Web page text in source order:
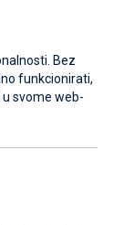
Bez
funkcionirati,
svome web-